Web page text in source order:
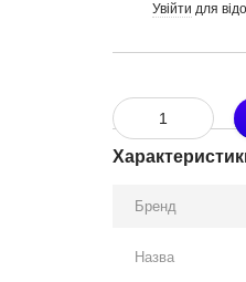
Увійти для
Бренд
Назва